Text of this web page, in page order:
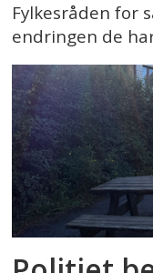
Fylkesråden for
endringen de